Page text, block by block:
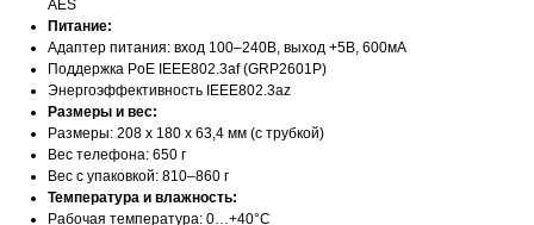
AES
Питание:
Адаптер питания: вход 100–240В, выход +5В, 600мА
Поддержка PoE IEEE802.3af (GRP2601P)
Энергоэффективность IEEE802.3az
Размеры и вес:
Размеры: 208 x 180 x 63,4 мм (с трубкой)
Вес телефона: 650 г
Вес с упаковкой: 810–860 г
Температура и влажность:
Рабочая температура: 0…+40°C